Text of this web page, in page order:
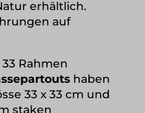
erhältlich.
auf
Rahmen
haben
33 x 33 cm und
staken